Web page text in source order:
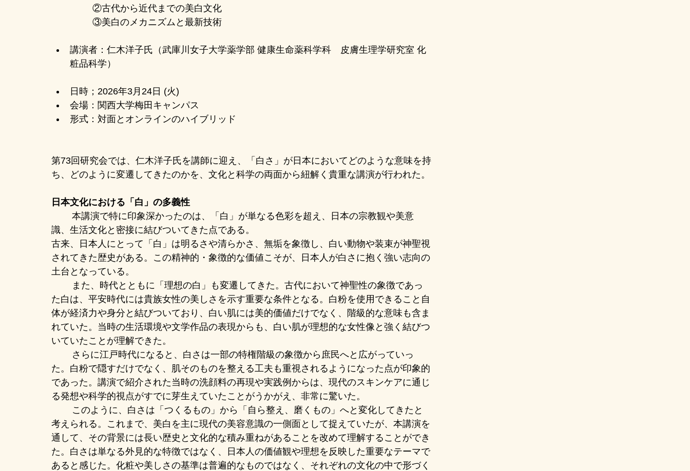
②古代から近代までの美白文化
③美白のメカニズムと最新技術
講演者：仁木洋子氏（武庫川女子大学薬学部 健康生命薬科学科　皮膚生理学研究室 化
粧品科学）
日時；2026年3月24日 (火)
会場：関西大学梅田キャンパス
形式：対面とオンラインのハイブリッド
第73回研究会では、仁木洋子氏を講師に迎え、「白さ」が日本においてどのような意味を持
ち、どのように変遷してきたのかを、文化と科学の両面から紐解く貴重な講演が行われた。
日本文化における「白」の多義性
識、生活文化と密接に結びついてきた点である。
古来、日本人にとって「白」は明るさや清らかさ、無垢を象徴し、白い動物や装束が神聖視
されてきた歴史がある。この精神的・象徴的な価値こそが、日本人が白さに抱く強い志向の
土台となっている。
た白は、平安時代には貴族女性の美しさを示す重要な条件となる。白粉を使用できること自
体が経済力や身分と結びついており、白い肌には美的価値だけでなく、階級的な意味も含ま
れていた。当時の生活環境や文学作品の表現からも、白い肌が理想的な女性像と強く結びつ
いていたことが理解できた。
た。白粉で隠すだけでなく、肌そのものを整える工夫も重視されるようになった点が印象的
であった。講演で紹介された当時の洗顔料の再現や実践例からは、現代のスキンケアに通じ
る発想や科学的視点がすでに芽生えていたことがうかがえ、非常に驚いた。
考えられる。これまで、美白を主に現代の美容意識の一側面として捉えていたが、本講演を
通して、その背景には長い歴史と文化的な積み重ねがあることを改めて理解することができ
た。白さは単なる外見的な特徴ではなく、日本人の価値観や理想を反映した重要なテーマで
あると感じた。化粧や美しさの基準は普遍的なものではなく、それぞれの文化の中で形づく